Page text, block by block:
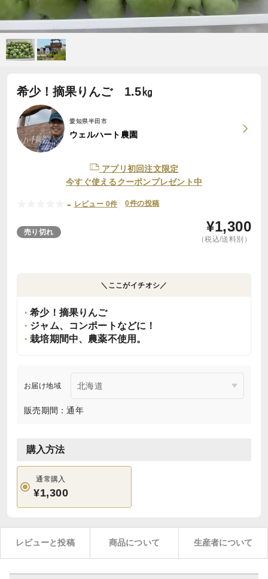
希少！摘果りんご 1.5㎏
愛知県半田市
ウェルハート農園
アプリ初回注文限定
今すぐ使えるクーポンプレゼント中
- レビュー 0件 0件の投稿
売り切れ ¥1,300
（税込/送料別）
＼ここがイチオシ／
希少！摘果りんご
ジャム、コンポートなどに！
栽培期間中、農薬不使用。
お届け地域
販売期間：通年
購入方法
通常購入
¥1,300
レビューと投稿 商品について 生産者について